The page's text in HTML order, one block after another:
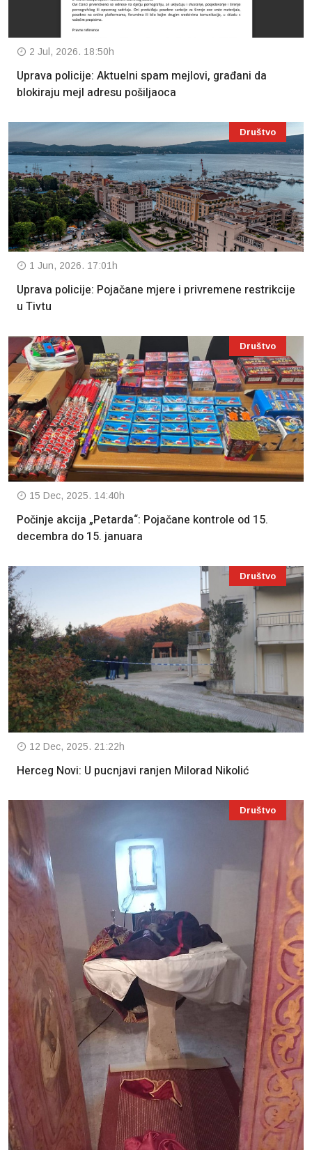
2 Jul, 2026. 18:50h
Uprava policije: Aktuelni spam mejlovi, građani da
blokiraju mejl adresu pošiljaoca
Društvo
1 Jun, 2026. 17:01h
Uprava policije: Pojačane mjere i privremene restrikcije
u Tivtu
Društvo
15 Dec, 2025. 14:40h
Počinje akcija „Petarda“: Pojačane kontrole od 15.
decembra do 15. januara
Društvo
12 Dec, 2025. 21:22h
Herceg Novi: U pucnjavi ranjen Milorad Nikolić
Društvo